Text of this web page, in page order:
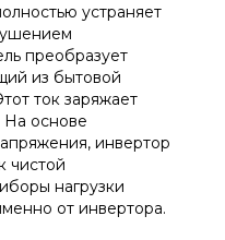
устраняет
преобразует
из бытовой
ток заряжает
На основе
инвертор
чистой
нагрузки
от инвертора.